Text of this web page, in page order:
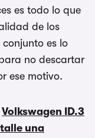
es todo lo que
de los
es lo
no descartar
ese motivo.
Volkswagen ID.3
una